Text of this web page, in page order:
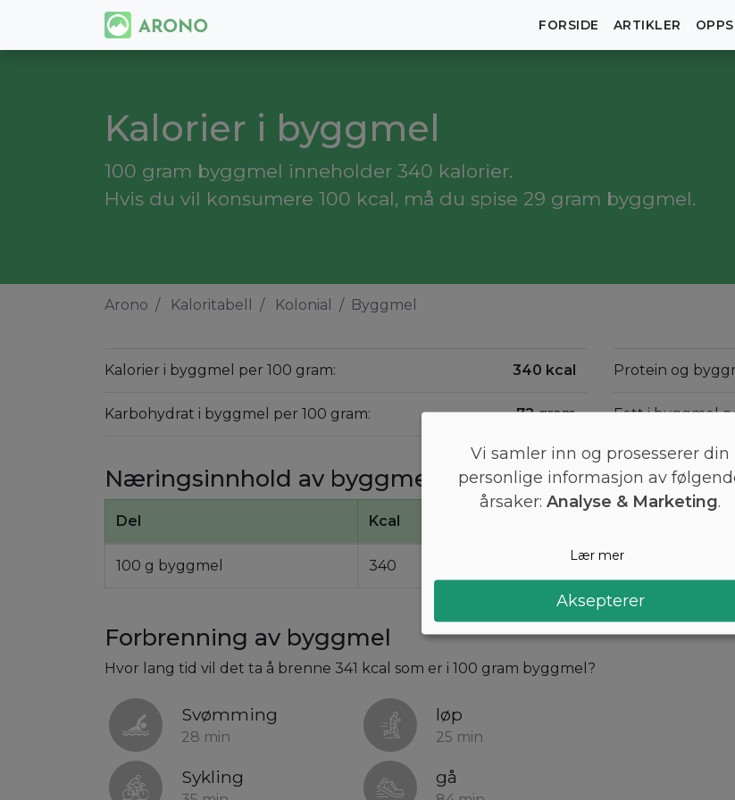
FORSIDE ARTIKLER
Kalorier i byggmel
100 gram byggmel inneholder 340 kalorier.
Hvis du vil konsumere 100 kcal, må du spise 29 gram byggmel.
Arono Kaloritabell Kolonial Byggmel
Kalorier i byggmel per 100 gram: 340 kcal
Karbohydrat i byggmel per 100 gram: 72 gram
Protein og
Fett i byggmel
Næringsinnhold av byggmel
Del Kcal
100 g byggmel 340 9,2
Forbrenning av byggmel
Hvor lang tid vil det ta å brenne 341 kcal som er i 100 gram byggmel?
Svømming
28 min
løp
25 min
Sykling gå
Vi samler inn og prosesserer din
personlige informasjon av
årsaker: Analyse & Marketing.
Lær mer
Aksepterer